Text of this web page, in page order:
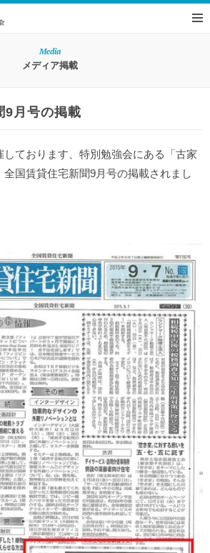
Media
メディア掲載
9月号の掲載
ております、特別勉強会にある「古家
国賃貸住宅新聞9月号の掲載されまし